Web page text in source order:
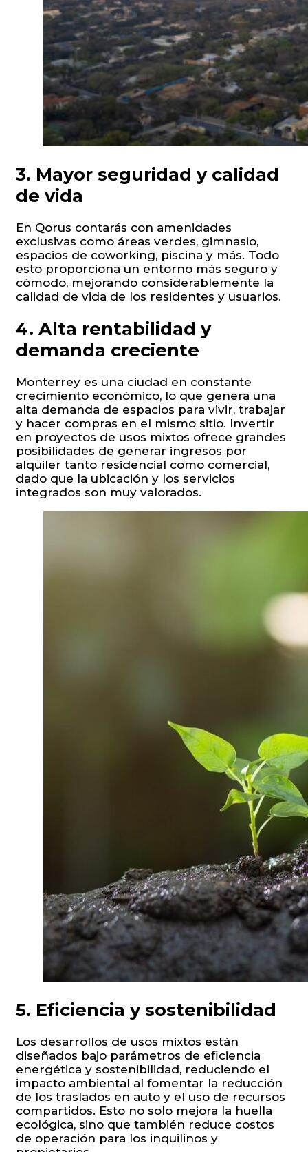
3. Mayor seguridad y calidad
de vida
En Qorus contarás con amenidades
exclusivas como áreas verdes, gimnasio,
espacios de coworking, piscina y más. Todo
esto proporciona un entorno más seguro y
cómodo, mejorando considerablemente la
calidad de vida de los residentes y usuarios.
4. Alta rentabilidad y
demanda creciente
Monterrey es una ciudad en constante
crecimiento económico, lo que genera una
alta demanda de espacios para vivir, trabajar
y hacer compras en el mismo sitio. Invertir
en proyectos de usos mixtos ofrece grandes
posibilidades de generar ingresos por
alquiler tanto residencial como comercial,
dado que la ubicación y los servicios
integrados son muy valorados.
5. Eficiencia y sostenibilidad
Los desarrollos de usos mixtos están
diseñados bajo parámetros de eficiencia
energética y sostenibilidad, reduciendo el
impacto ambiental al fomentar la reducción
de los traslados en auto y el uso de recursos
compartidos. Esto no solo mejora la huella
ecológica, sino que también reduce costos
de operación para los inquilinos y